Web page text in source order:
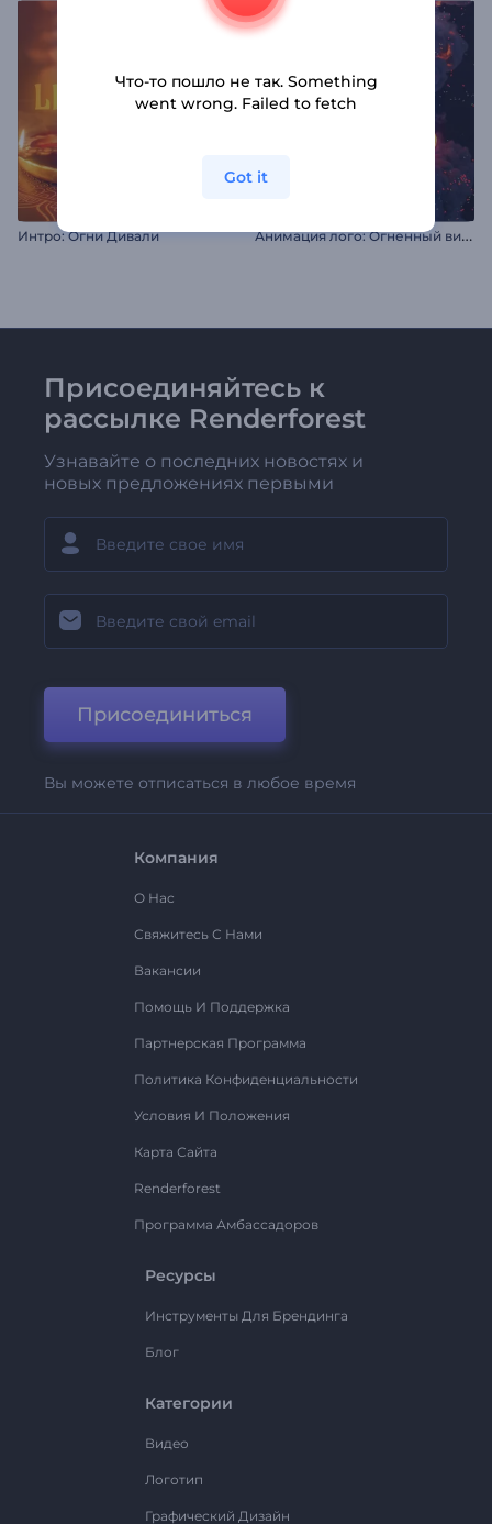
Интро: Огни Дивали А
нимация лого: Огненный вихрь
Присоединяйтесь к
рассылке Renderforest
Узнавайте о последних новостях и
новых предложениях первыми
Присоединиться
Вы можете отписаться в любое время
Компания
О Нас
Свяжитесь С Нами
Вакансии
Помощь И Поддержка
Партнерская Программа
Политика Конфиденциальности
Условия И Положения
Карта Сайта
Renderforest
Программа Амбассадоров
Ресурсы
Инструменты Для Брендинга
Блог
Категории
Видео
Логотип
Графический Дизайн
Что-то пошло не так. Something
went wrong. Failed to fetch
Got it